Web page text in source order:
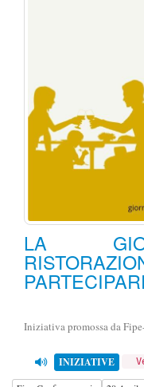
LA
Iniziativa promossa da
INIZIATIVE